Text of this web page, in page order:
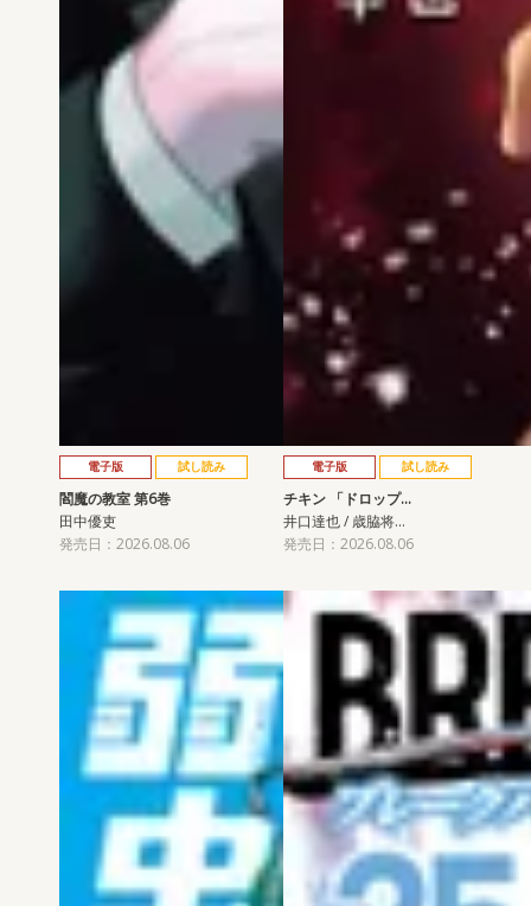
電子版 試し読み
閻魔の教室 第6巻
田中優吏
発売日：2026.08.06
電子版 試し読み
チキン 「ドロップ…
井口達也 / 歳脇将…
発売日：2026.08.06